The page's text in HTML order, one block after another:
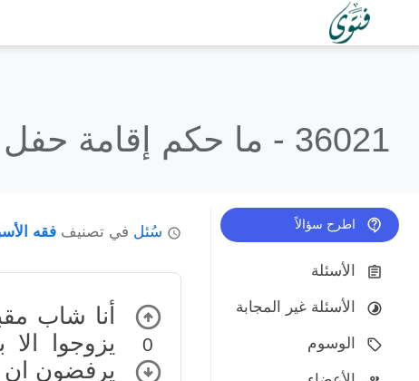
36021 - ما حكم إقامة
اطرح سؤالاً
الأسئلة
الأسئلة غير المجابة
الوسوم
سُئل في تصنيف فقه
0
أنا شاب
يزوجوا
يرفضون